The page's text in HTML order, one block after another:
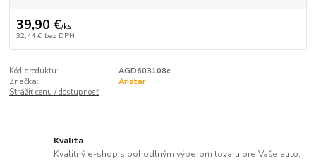
39,90 €/ks
32,44 € bez DPH
Kód produktu:
AGD603108c
Značka:
Aristar
Strážiť cenu / dostupnosť
Kvalita
Kvalitný e-shop s pohodlným výberom tovaru pre Vaše auto.